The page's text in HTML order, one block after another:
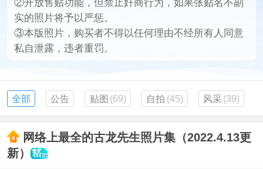
②开放售贴功能，但禁止奸商行为，如果张贴名不副
实的照片将予以严惩。
③本版照片，购买者不得以任何理由不经所有人同意
私自泄露，违者重罚。
全部 公告 贴图 (69) 自拍 (45) 风采(39)
网络上最全的古龙先生照片集（2022.4.13更
新）